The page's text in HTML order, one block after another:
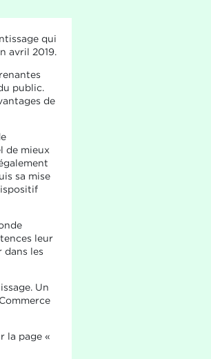
qui
avril 2019.
public.
de
de mieux
sa mise
leur
dans les
Un
la page «